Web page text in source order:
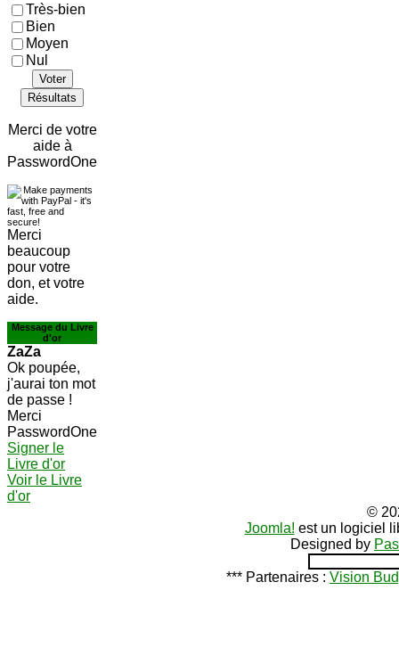
Très-bien
Bien
Moyen
Nul
Voter
Résultats
Merci de votre
aide à
PasswordOne
Merci
beaucoup
pour votre
don, et votre
aide.
Message du Livre
d'or
ZaZa
Ok poupée,
j'aurai ton mot
de passe !
Merci
PasswordOne
Signer le
Livre d'or
Voir le Livre
d'or
©
Joomla! est un logiciel
Designed by
*** Partenaires : Vision